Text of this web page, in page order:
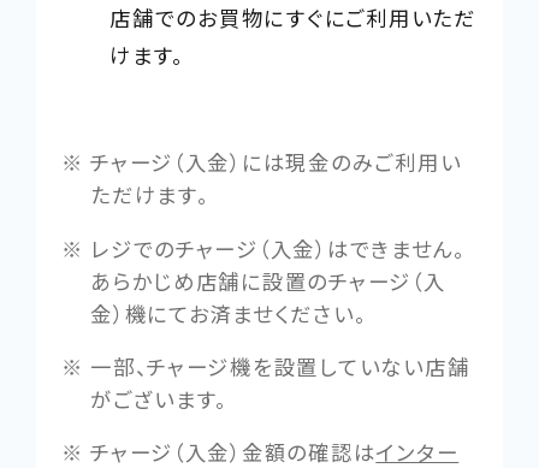
店舗でのお買物にすぐにご利用いただ
けます。
チャージ（入金）には現金のみご利用い
ただけます。
レジでのチャージ（入金）はできません。
あらかじめ店舗に設置のチャージ（入
金）機にてお済ませください。
一部、チャージ機を設置していない店舗
がございます。
チャージ（入金）金額の確認は外
インター